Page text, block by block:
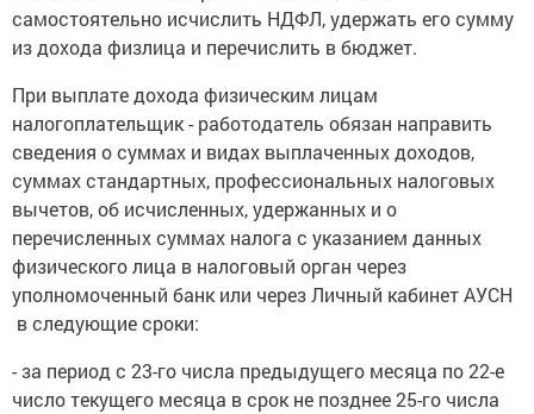
самостоятельно исчислить НДФЛ, удержать его сумму
из дохода физлица и перечислить в бюджет.
При выплате дохода физическим лицам
налогоплательщик - работодатель обязан направить
сведения о суммах и видах выплаченных доходов,
суммах стандартных, профессиональных налоговых
вычетов, об исчисленных, удержанных и о
перечисленных суммах налога с указанием данных
физического лица в налоговый орган через
уполномоченный банк или через Личный кабинет АУСН
в следующие сроки:
- за период с 23-го числа предыдущего месяца по 22-е
число текущего месяца в срок не позднее 25-го числа